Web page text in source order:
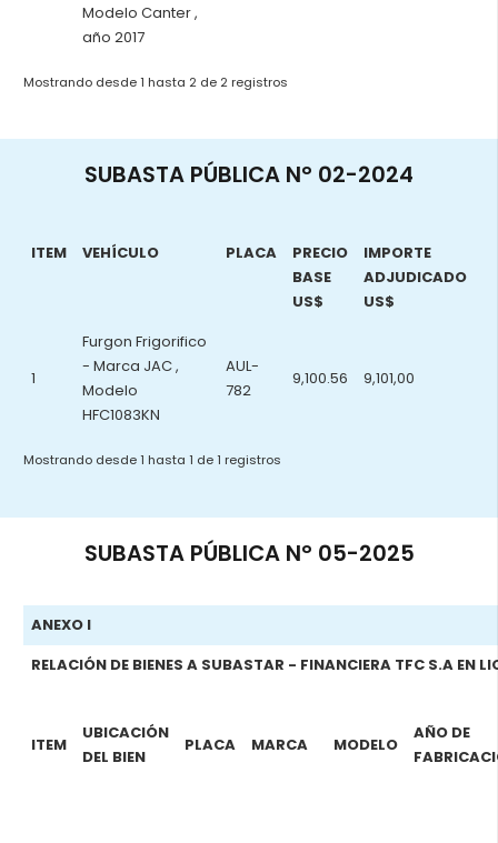
Modelo Canter ,
año 2017
Mostrando desde 1 hasta 2 de 2 registros
SUBASTA PÚBLICA N° 02-2024
ITEM VEHÍCULO PLACA
PRECIO
BASE
US$
IMPORTE
ADJUDICADO
US$
1
Furgon Frigorifico
- Marca JAC ,
Modelo
HFC1083KN
AUL-
782
9,100.56 9,101,00
Mostrando desde 1 hasta 1 de 1 registros
SUBASTA PÚBLICA N° 05-2025
ANEXO I
RELACIÓN DE BIENES A SUBASTAR - FINANCIERA TFC S.A EN
ITEM
UBICACIÓN
DEL BIEN
PLACA MARCA MODELO
AÑO DE